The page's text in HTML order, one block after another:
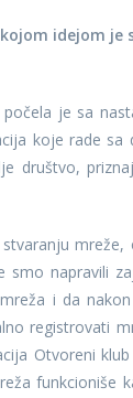
idejom je
je sa
koje rade
društvo,
mreže,
napravili
i da
registrovati
Otvoreni
funkcioniše